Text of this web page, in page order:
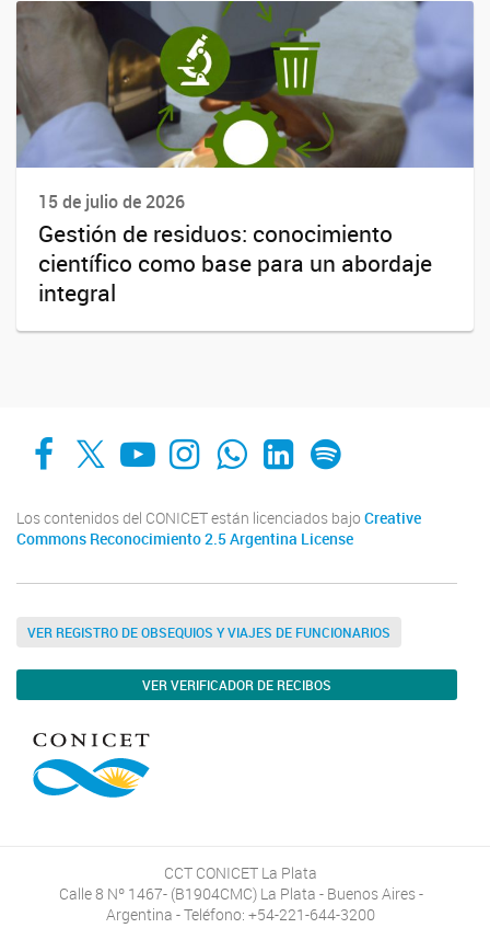
15 de julio de 2026
Gestión de residuos: conocimiento
científico como base para un abordaje
integral
Facebook
X YouTube
Instagram
Whats AppLinkedIn
Spotify
Los contenidos del CONICET están licenciados bajo Creative
Commons Reconocimiento 2.5 Argentina License
VER REGISTRO DE OBSEQUIOS Y VIAJES DE FUNCIONARIOS
VER VERIFICADOR DE RECIBOS
CCT CONICET La Plata
Calle 8 Nº 1467- (B1904CMC) La Plata - Buenos Aires -
Argentina - Teléfono: +54-221-644-3200